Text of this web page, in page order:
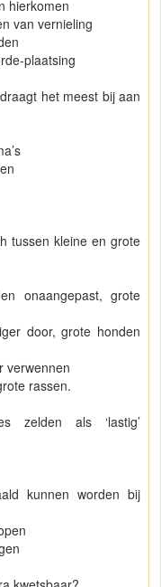
hierkomen
van vernieling
plaatsing
het meest bij aan
tussen kleine en grote
onaangepast, grote
door, grote honden
verwennen
rassen.
zelden als ‘lastig’
kunnen worden bij